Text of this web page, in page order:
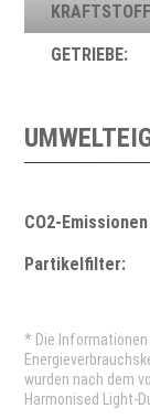
GETRIEBE:
CO2-
Partikelfilter:
* Die
wurden nach dem
Harmonised Light-